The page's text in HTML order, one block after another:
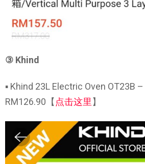
③ Khind
▪ Khind 23L Electric Oven OT23B –
RM126.90【 点击这里 】